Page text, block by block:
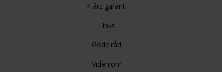
4 års garanti
Links
Gode råd
Viden om